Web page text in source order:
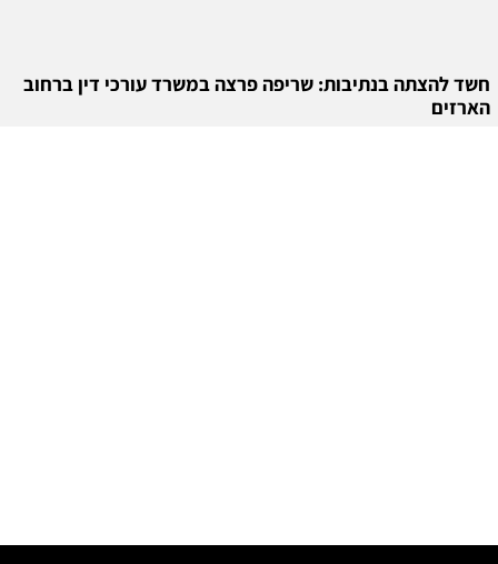
חשד להצתה בנתיבות: שריפה פרצה במשרד עורכי דין ברחוב
הארזים